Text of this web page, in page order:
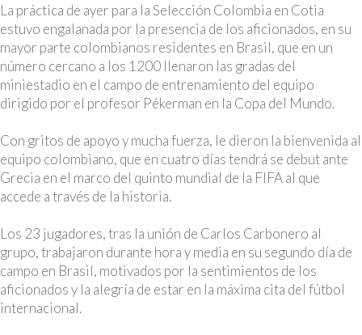
La práctica de ayer para la Selección Colombia en Cotia
estuvo engalanada por la presencia de los aficionados, en su
mayor parte colombianos residentes en Brasil, que en un
número cercano a los 1200 llenaron las gradas del
miniestadio en el campo de entrenamiento del equipo
dirigido por el profesor Pékerman en la Copa del Mundo.
Con gritos de apoyo y mucha fuerza, le dieron la bienvenida al
equipo colombiano, que en cuatro días tendrá se debut ante
Grecia en el marco del quinto mundial de la FIFA al que
accede a través de la historia.
Los 23 jugadores, tras la unión de Carlos Carbonero al
grupo, trabajaron durante hora y media en su segundo día de
campo en Brasil, motivados por la sentimientos de los
aficionados y la alegría de estar en la máxima cita del fútbol
internacional.